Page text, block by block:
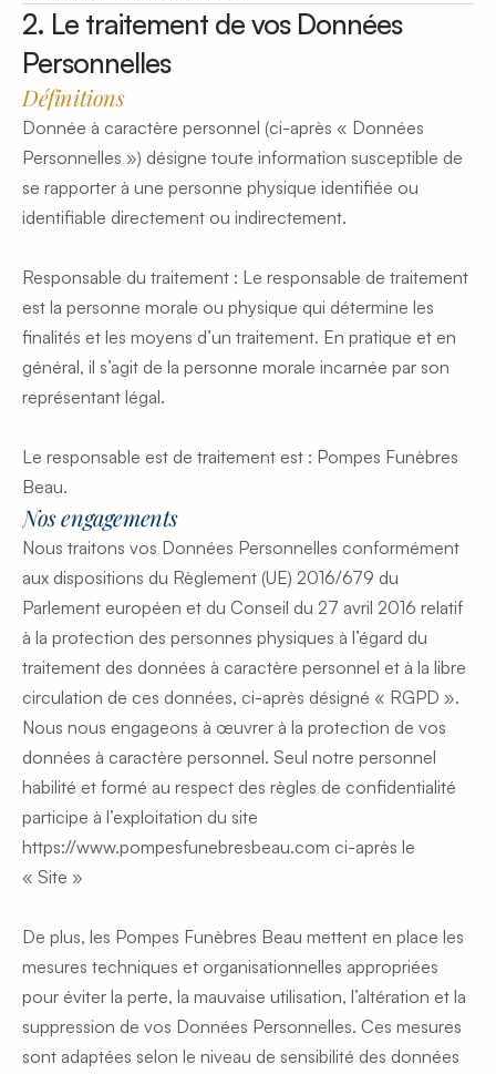
2. Le traitement de vos Données
Personnelles
Définitions
Donnée à caractère personnel (ci-après « Données
Personnelles ») désigne toute information susceptible de
se rapporter à une personne physique identifiée ou
identifiable directement ou indirectement.
Responsable du traitement : Le responsable de traitement
est la personne morale ou physique qui détermine les
finalités et les moyens d’un traitement. En pratique et en
général, il s’agit de la personne morale incarnée par son
représentant légal.
Le responsable est de traitement est : Pompes Funèbres
Beau.
Nos engagements
Nous traitons vos Données Personnelles conformément
aux dispositions du Règlement (UE) 2016/679 du
Parlement européen et du Conseil du 27 avril 2016 relatif
à la protection des personnes physiques à l’égard du
traitement des données à caractère personnel et à la libre
circulation de ces données, ci-après désigné « RGPD ».
Nous nous engageons à œuvrer à la protection de vos
données à caractère personnel. Seul notre personnel
habilité et formé au respect des règles de confidentialité
participe à l’exploitation du site
https://www.pompesfunebresbeau.com ci-après le
« Site »
De plus, les Pompes Funèbres Beau mettent en place les
mesures techniques et organisationnelles appropriées
pour éviter la perte, la mauvaise utilisation, l’altération et la
suppression de vos Données Personnelles. Ces mesures
sont adaptées selon le niveau de sensibilité des données